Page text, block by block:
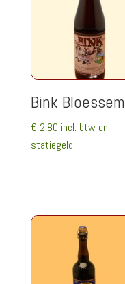
Bink Bloessem
€ 2,80 incl. btw en
statiegeld